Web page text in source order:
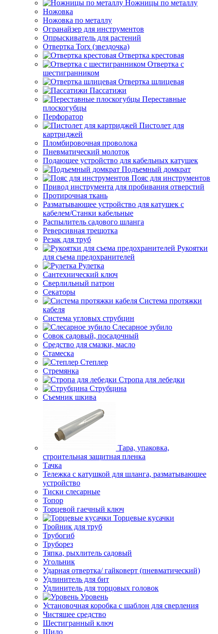
Ножницы по металлу
Ножовка
Ножовка по металлу
Огранайзер для инструментов
Опрыскиватель для растений
Отвертка Torx (звездочка)
Отвертка крестовая
Отвертка с
шестигранником
Отвертка шлицевая
Пассатижи
Переставные
плоскогубцы
Перфоратор
Пистолет для
картриджей
Пломбировочная проволока
Пневматический молоток
Подающее устройство для кабельных катушек
Подъемный домкрат
Пояс для инструментов
Привод инструмента для пробивания отверстий
Протирочная ткань
Разматывающее устройство для катушек с
кабелем/Станки кабельные
Распылитель садового шланга
Реверсивная трещотка
Резак для труб
Рукоятки
для съема предохранителей
Рулетка
Сантехнический ключ
Сверлильный патрон
Секаторы
Система протяжки
кабеля
Система угловых струбцин
Слесарное зубило
Совок садовый, посадочный
Средство для смазки, масло
Стамеска
Степлер
Стремянка
Стропа для лебедки
Струбцина
Съемник шкива
Тара, упаковка,
строительная защитная пленка
Тачка
Тележка с катушкой для шланга, разматывающее
устройство
Тиски слесарные
Топор
Торцевой гаечный ключ
Торцевые кусачки
Тройник для труб
Трубогиб
Труборез
Тяпка, рыхлитель садовый
Угольник
Ударная отвертка/ гайковерт (пневматический)
Удлинитель для бит
Удлинитель для торцовых головок
Уровень
Установочная коробка с шаблон для сверления
Чистящее средство
Шестигранный ключ
Шило